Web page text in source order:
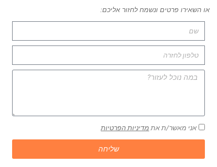
או השאירו פרטים ונשמח לחזור אליכם:
אני מאשר/ת את מדיניות הפרטיות
שליחה